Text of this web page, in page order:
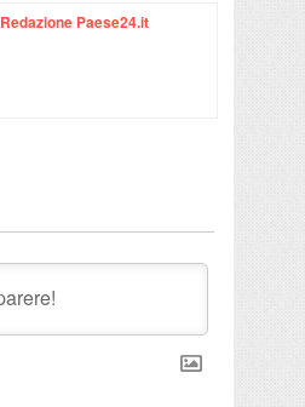
Redazione Paese24.it